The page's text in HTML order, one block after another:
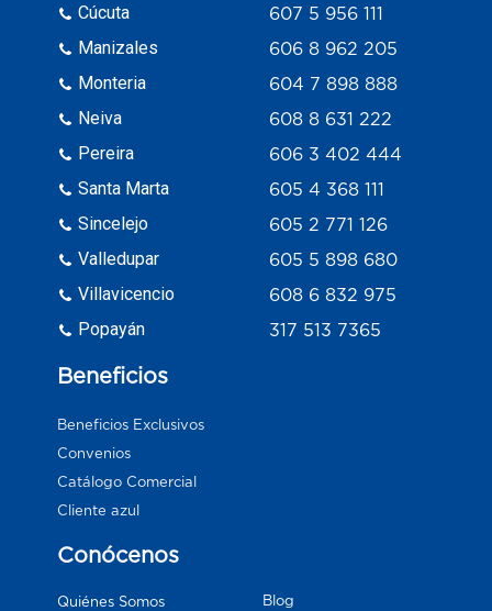
Cúcuta
Manizales
Monteria
Neiva
Pereira
Santa Marta
Sincelejo
Valledupar
Villavicencio
Popayán
607 5 956 111
606 8 962 205
604 7 898 888
608 8 631 222
606 3 402 444
605 4 368 111
605 2 771 126
605 5 898 680
608 6 832 975
317 513 7365
Beneficios
Beneficios Exclusivos
Convenios
Catálogo Comercial
Cliente azul
Conócenos
Quiénes Somos
Blog